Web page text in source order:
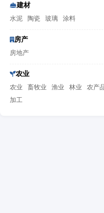
建材
水泥 陶瓷 玻璃 涂料
房产
房地产
农业
农业 畜牧业 渔业 林业
农产
加工